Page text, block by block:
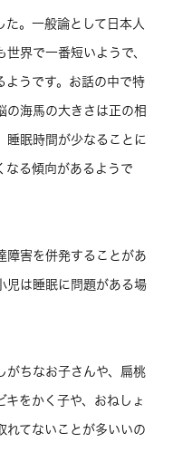
。一般論として日本人
界で一番短いようで、
ようです。お話の中で特
の海馬の大きさは正の相
睡眠時間が少なることに
なる傾向があるようで
害を併発することがあ
児は睡眠に問題がある場
ちなお子さんや、扁桃
をかく子や、おねしょ
れてないことが多いいの